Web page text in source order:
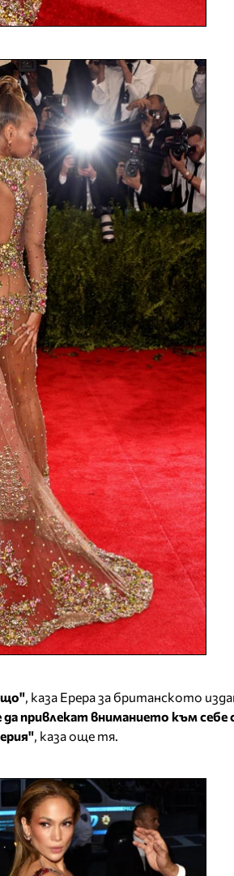
, каза Ерера за британското
привлекат вниманието към себе
, каза още тя.